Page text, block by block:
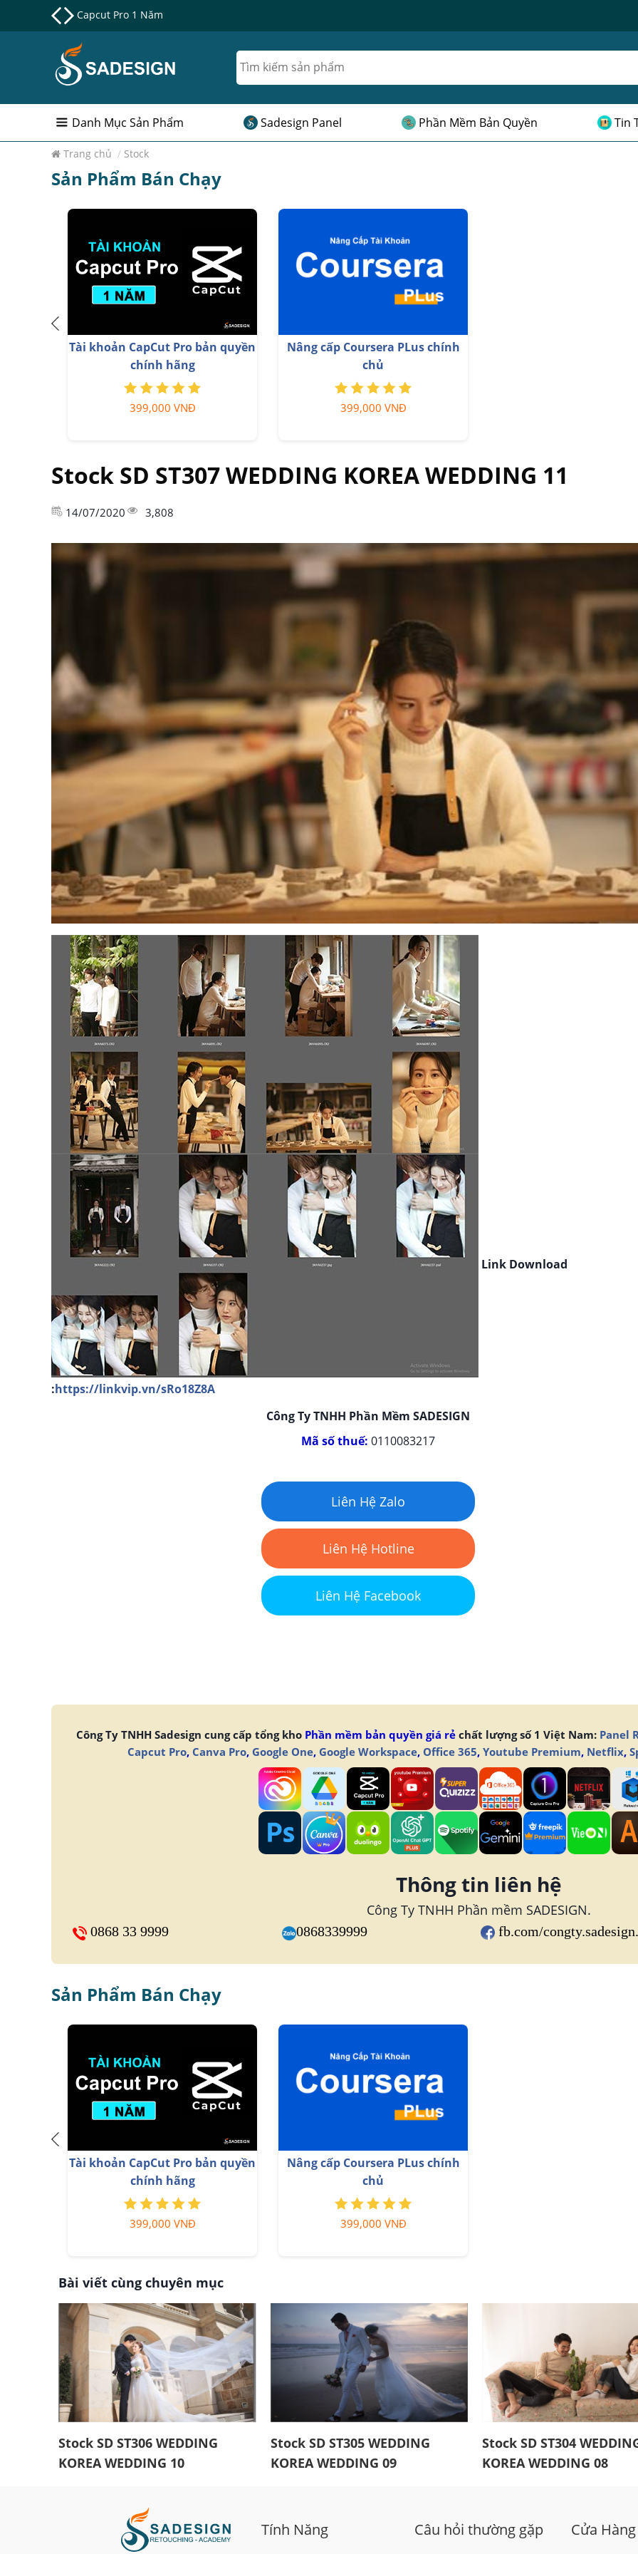
Nâng cấp Google One chính chủ Giá Siêu Rẻ
Danh Mục Sản Phẩm Sadesign Panel Phần Mềm Bản Quyền Tin
Trang chủ / Stock
Sản Phẩm Bán Chạy
Nâng cấp tài khoản Quizizz
Super chính chủ
799,000 VNĐ
Nâng cấp Office 365 Chính Hãng
399,000 VNĐ
Stock SD ST307 WEDDING KOREA WEDDING 11
14/07/2020 3,808
Link Download
:https://linkvip.vn/sRo18Z8A
Công Ty TNHH Phần Mềm SADESIGN
Mã số thuế: 0110083217
Liên Hệ Zalo
Liên Hệ Hotline
Liên Hệ Facebook
Công Ty TNHH Sadesign cung cấp tổng kho Phần mềm bản quyền giá rẻchất lượng số 1 Việt Nam: Panel
Capcut Pro, Canva Pro, Google One, Google Workspace, Office 365, Youtube Premium, Netflix,
Thông tin liên hệ
Công Ty TNHH Phần mềm SADESIGN.
0868 33 9999 0868339999 fb.com/
Sản Phẩm Bán Chạy
Nâng cấp tài khoản Quizizz
Super chính chủ
799,000 VNĐ
Nâng cấp Office 365 Chính Hãng
399,000 VNĐ
Bài viết cùng chuyên mục
Stock SD ST306 WEDDING
KOREA WEDDING 10
Stock SD ST305 WEDDING
KOREA WEDDING 09
Stock SD ST304
KOREA WEDDING 08
Tính Năng Câu hỏi thường gặp Cửa Hàng